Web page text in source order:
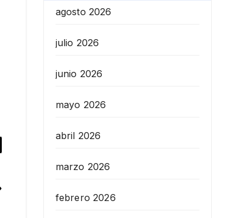
agosto 2026
julio 2026
junio 2026
mayo 2026
abril 2026
marzo 2026
febrero 2026